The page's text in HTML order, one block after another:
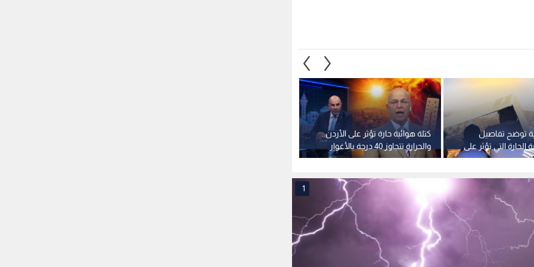
كتلة هوائية حارة تؤثر على الأردن..
والحرارة تتجاوز 40 درجة بالأغوار
والعقبة
توضح تفاصيل
الحارة التي تؤثر على
ذروتها
1